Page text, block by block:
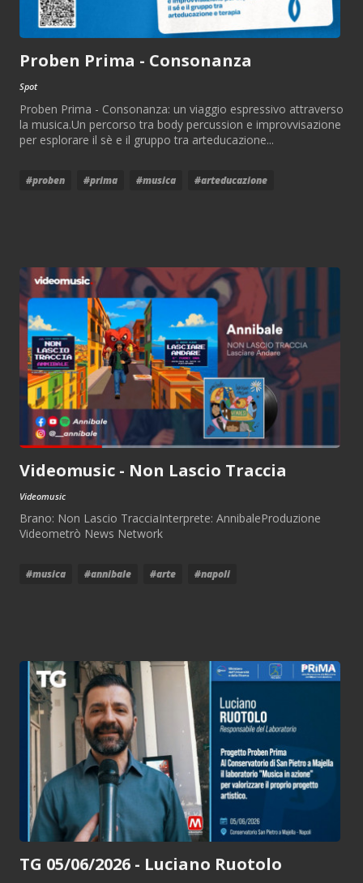
Proben Prima - Consonanza
Spot
Proben Prima - Consonanza: un viaggio espressivo attraverso
la musica.Un percorso tra body percussion e improvvisazione
per esplorare il sè e il gruppo tra arteducazione...
#proben #prima #musica #arteducazione
Videomusic - Non Lascio Traccia
Videomusic
Brano: Non Lascio TracciaInterprete: AnnibaleProduzione
Videometrò News Network
#musica #annibale #arte #napoli
TG 05/06/2026 - Luciano Ruotolo